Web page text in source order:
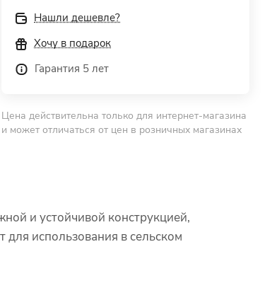
Нашли дешевле?
Хочу в подарок
Гарантия 5 лет
Цена действительна только для интернет-магазина
и может отличаться от цен в розничных магазинах
и устойчивой конструкцией,
использования в сельском